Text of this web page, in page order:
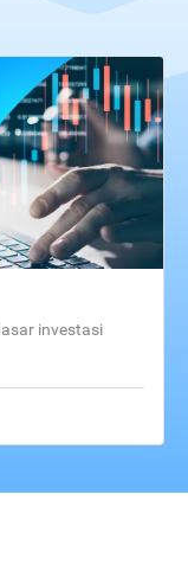
investasi